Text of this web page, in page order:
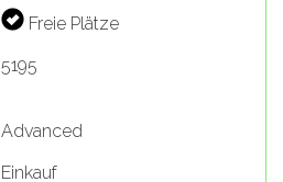
Freie Plätze
5195
Advanced
Einkauf